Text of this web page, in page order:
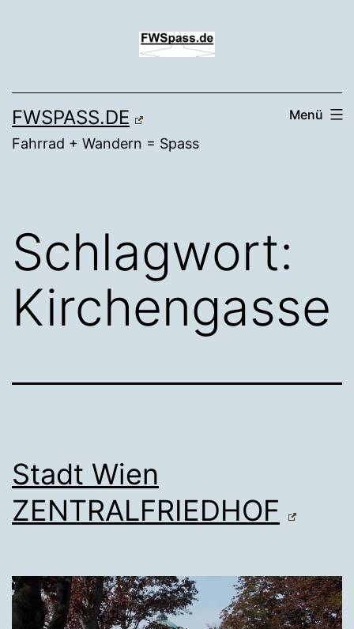
FWSPASS.DE
Fahrrad + Wandern = Spass
Menü
Schlagwort:
Kirchengasse
Stadt Wien
ZENTRALFRIEDHOF